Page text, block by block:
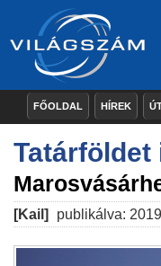
FŐOLDAL HÍREK
Tatárföldet
[Kail] publikálva: